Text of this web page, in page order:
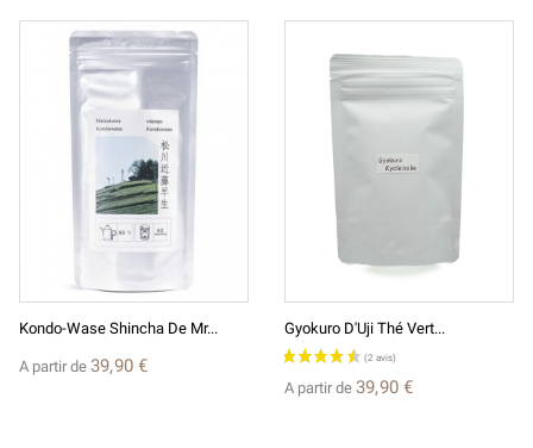
Kondo-Wase Shincha De Mr...
A partir de 39,90 €
Gyokuro D'Uji Thé Vert...
A partir de 39,90 €